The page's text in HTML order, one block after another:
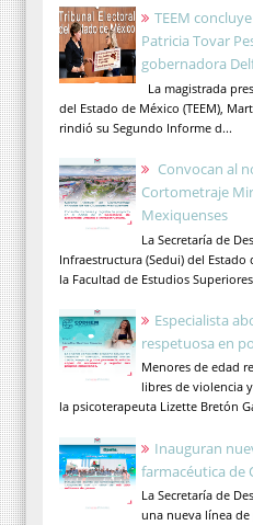
TEEM
Patricia Tovar
gobernadora
La magistrada
del Estado de México (TEEM),
rindió su Segundo Informe d...
Convocan al
Cortometraje
Mexiquenses
La Secretaría de
Infraestructura (Sedui) del
la Facultad de Estudios
Especialista
respetuosa en
Menores de edad
libres de violencia
la psicoterapeuta Lizette Bretón
Inauguran
farmacéutica de
La Secretaría de
una nueva línea